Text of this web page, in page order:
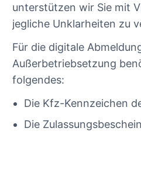
unterstützen wir Sie mit
jegliche Unklarheiten zu
Für die digitale
Außerbetriebsetzung
folgendes:
Die Kfz-Kennzeichen
Die